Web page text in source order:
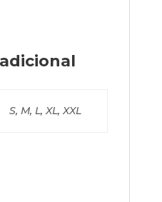
S, M, L,XL,XXL